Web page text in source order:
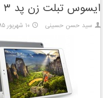
ایسوس تبلت زن پد ۳ اس ۱۰ را برای رقابت با آیپد ایر اپل معرفی کرد
سید حسن حسینی ۱۰ شهریور ۱۳۹۵ ساعت ۲۲:۱۹